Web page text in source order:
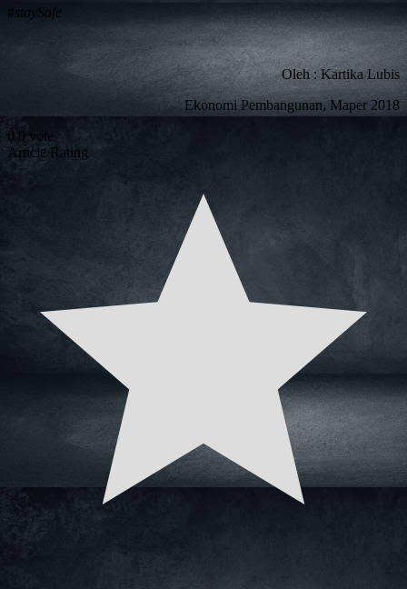
#staySafe
Oleh : Kartika Lubis
Ekonomi Pembangunan, Maper 2018
0 0 vote
Article Rating